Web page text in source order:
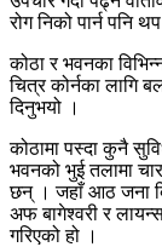
रोग निको पार्न पनि
कोठा र भवनका
चित्र कोर्नका लागि
दिनुभयो ।
कोठामा पस्दा कुनै
भवनको भुई तलामा
छन् । जहाँ आठ जना
अफ बागेश्वरी र
गरिएको हो ।